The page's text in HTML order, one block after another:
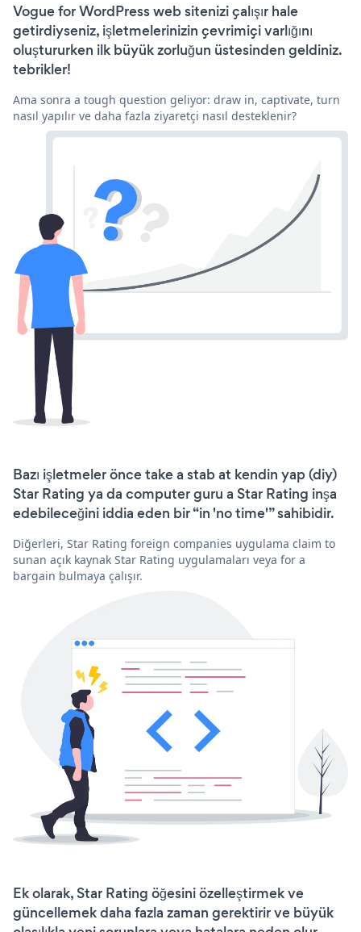
Vogue for WordPress web sitenizi çalışır hale
getirdiyseniz, işletmelerinizin çevrimiçi varlığını
oluştururken ilk büyük zorluğun üstesinden geldiniz.
tebrikler!
Ama sonra a tough question geliyor: draw in, captivate, turn
nasıl yapılır ve daha fazla ziyaretçi nasıl desteklenir?
Bazı işletmeler önce take a stab at kendin yap (diy)
Star Rating ya da computer guru a Star Rating inşa
edebileceğini iddia eden bir “in 'no time'” sahibidir.
Diğerleri, Star Rating foreign companies uygulama claim to
sunan açık kaynak Star Rating uygulamaları veya for a
bargain bulmaya çalışır.
Ek olarak, Star Rating öğesini özelleştirmek ve
güncellemek daha fazla zaman gerektirir ve büyük